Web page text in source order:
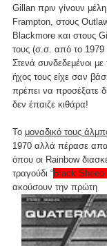
Gillan πριν γίνουν
Frampton, στους
Blackmore και στους
τους (σ.σ. από το 1979
Στενά συνδεδεμένοι
ήχος τους είχε σαν
πρέπει να προσέξατε
δεν έπαιζε κιθάρα!
Το μοναδικό τους
1970 αλλά πέρασε
όπου οι Rainbow
τραγούδι “Black Sheep
ακούσουν την πρώτη